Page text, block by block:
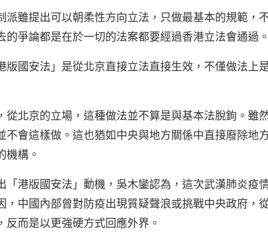
派雖提出可以朝柔性方向立法，只做最基本的規範，
的爭論都是在於一切的法案都要經過香港立法會通過。
版國安法」是從北京直接立法直接生效，不僅做法上
從北京的立場，這種做法並不算是與基本法脫鉤。雖
不會這樣做。這也猶如中央與地方關係中直接廢除地
機構。
「港版國安法」動機，吳木鑾認為，這次武漢肺炎疫
，中國內部曾對防疫出現質疑聲浪或挑戰中央政府，
反而是以更強硬方式回應外界。